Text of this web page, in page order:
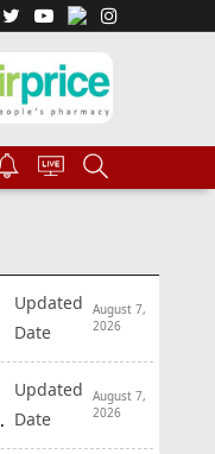
Updated
Date
August 7,
2026
Updated
Date
August 7,
2026